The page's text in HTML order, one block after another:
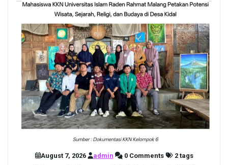
August 7, 2026 admin 0 Comments 2 tags